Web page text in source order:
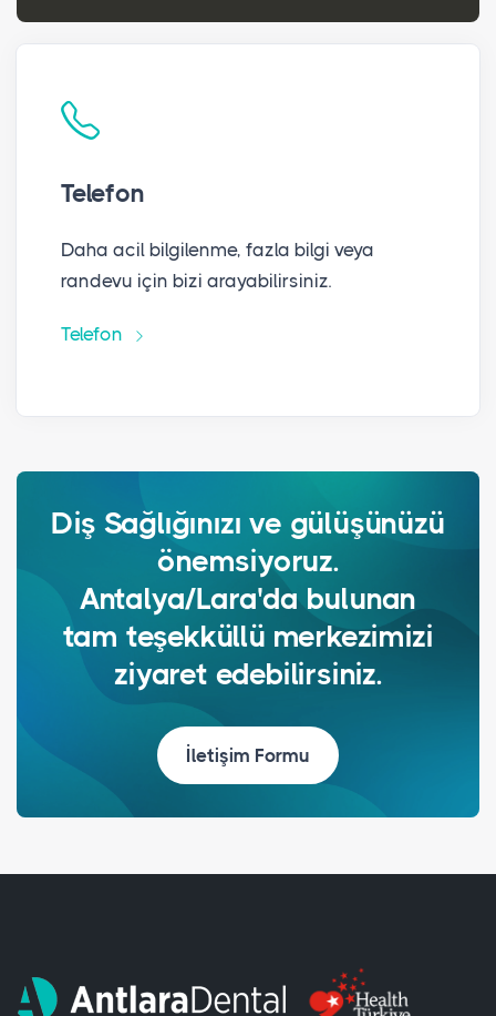
Telefon
Daha acil bilgilenme, fazla bilgi veya
randevu için bizi arayabilirsiniz.
Telefon
Diş Sağlığınızı ve gülüşünüzü
önemsiyoruz.
Antalya/Lara'da bulunan
tam teşekküllü merkezimizi
ziyaret edebilirsiniz.
İletişim Formu